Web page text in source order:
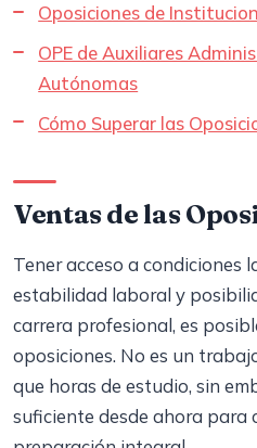
Oposiciones de
OPE de Auxiliares
Autónomas
Cómo Superar las
Ventas de las
Tener acceso a condiciones
estabilidad laboral y
carrera profesional, es
oposiciones. No es un
que horas de estudio, sin
suficiente desde ahora para